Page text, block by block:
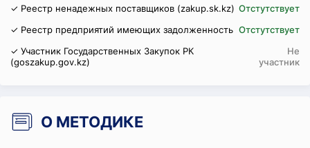
✓ Реестр ненадежных поставщиков (zakup.sk.kz) Отстутствует
✓ Реестр предприятий имеющих задолженность Отстутствует
✓ Участник Государственных Закупок РК
(goszakup.gov.kz)
Не
участник
О МЕТОДИКЕ